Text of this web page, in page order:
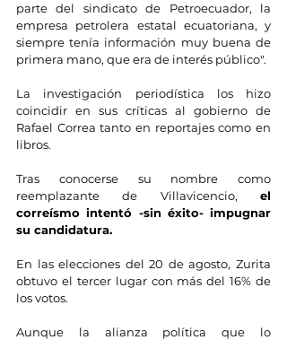
parte del sindicato de Petroecuador, la
empresa petrolera estatal ecuatoriana, y
siempre tenía información muy buena de
primera mano, que era de interés público".
La investigación periodística los hizo
coincidir en sus críticas al gobierno de
Rafael Correa tanto en reportajes como en
libros.
Tras conocerse su nombre como
reemplazante de Villavicencio, el
correísmo intentó -sin éxito- impugnar
su candidatura.
En las elecciones del 20 de agosto, Zurita
obtuvo el tercer lugar con más del 16% de
los votos.
Aunque la alianza política que lo